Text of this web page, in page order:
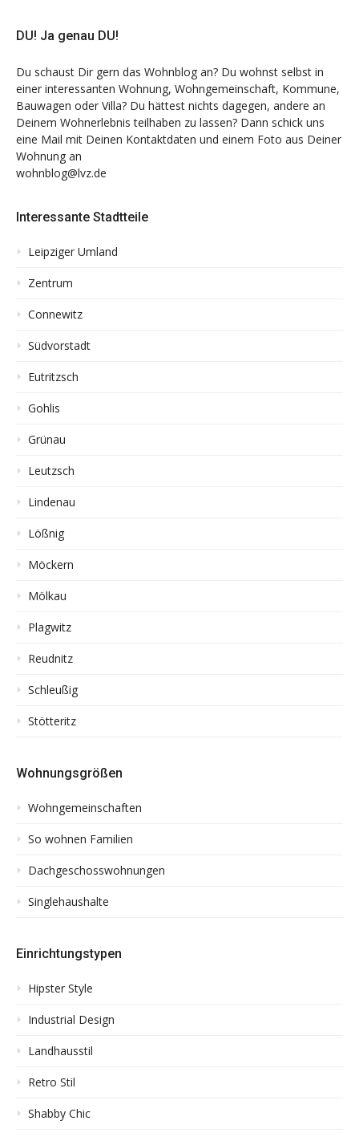
DU! Ja genau DU!
Du schaust Dir gern das Wohnblog an? Du wohnst selbst in
einer interessanten Wohnung, Wohngemeinschaft, Kommune,
Bauwagen oder Villa? Du hättest nichts dagegen, andere an
Deinem Wohnerlebnis teilhaben zu lassen? Dann schick uns
eine Mail mit Deinen Kontaktdaten und einem Foto aus Deiner
Wohnung an
wohnblog@lvz.de
Interessante Stadtteile
Leipziger Umland
Zentrum
Connewitz
Südvorstadt
Eutritzsch
Gohlis
Grünau
Leutzsch
Lindenau
Lößnig
Möckern
Mölkau
Plagwitz
Reudnitz
Schleußig
Stötteritz
Wohnungsgrößen
Wohngemeinschaften
So wohnen Familien
Dachgeschosswohnungen
Singlehaushalte
Einrichtungstypen
Hipster Style
Industrial Design
Landhausstil
Retro Stil
Shabby Chic